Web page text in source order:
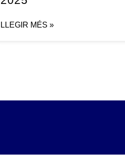
LLEGIR MÉS »